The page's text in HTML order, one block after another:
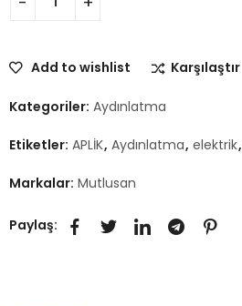
Add to wishlist Karşılaştır
Kategoriler: Aydınlatma
Etiketler: APLİK, Aydınlatma, elektrik,
Markalar: Mutlusan
Paylaş: